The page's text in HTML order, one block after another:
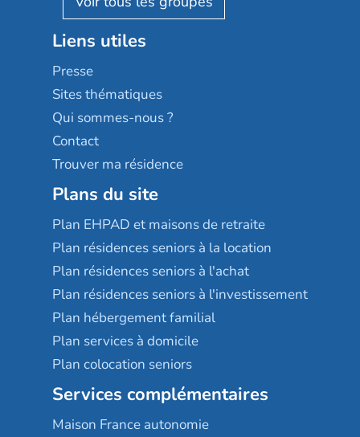
Stella management
Les villages d'or
Sérénys
Résidences services Villa Médicis
Groupe aplus
Liens utiles
Presse
Sites thématiques
Qui sommes-nous ?
Contact
Trouver ma résidence
Plans du site
Plan EHPAD et maisons de retraite
Plan résidences seniors à la location
Plan résidences seniors à l'achat
Plan résidences seniors à l'investissement
Plan hébergement familial
Plan services à domicile
Plan colocation seniors
Services complémentaires
Maison France autonomie